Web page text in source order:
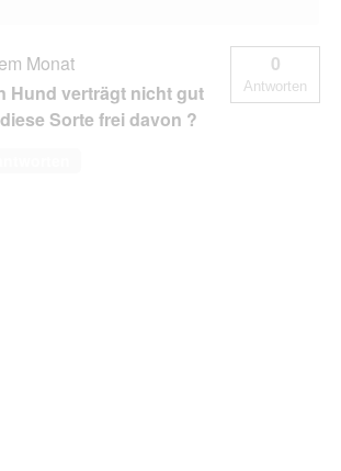
Monat
Hund verträgt nicht gut
Sorte frei davon ?
0
Antworten